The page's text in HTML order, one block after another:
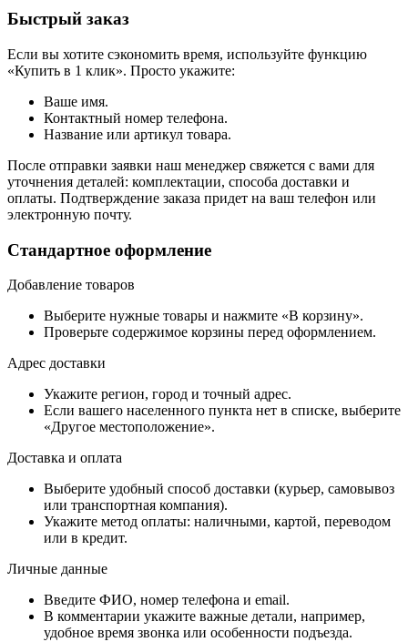
Быстрый заказ
Если вы хотите сэкономить время, используйте функцию
«Купить в 1 клик». Просто укажите:
Ваше имя.
Контактный номер телефона.
Название или артикул товара.
После отправки заявки наш менеджер свяжется с вами для
уточнения деталей: комплектации, способа доставки и
оплаты. Подтверждение заказа придет на ваш телефон или
электронную почту.
Стандартное оформление
Добавление товаров
Выберите нужные товары и нажмите «В корзину».
Проверьте содержимое корзины перед оформлением.
Адрес доставки
Укажите регион, город и точный адрес.
Если вашего населенного пункта нет в списке, выберите
«Другое местоположение».
Доставка и оплата
Выберите удобный способ доставки (курьер, самовывоз
или транспортная компания).
Укажите метод оплаты: наличными, картой, переводом
или в кредит.
Личные данные
Введите ФИО, номер телефона и email.
В комментарии укажите важные детали, например,
удобное время звонка или особенности подъезда.